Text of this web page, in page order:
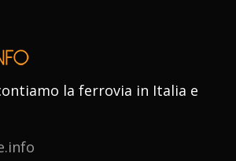
la ferrovia in Italia e